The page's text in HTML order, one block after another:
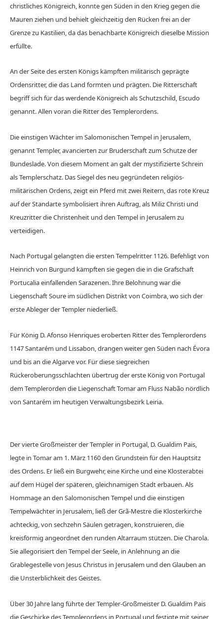
christliches Königreich, konnte gen Süden in den Krieg gegen die
Mauren ziehen und behielt gleichzeitig den Rücken frei an der
Grenze zu Kastilien, da das benachbarte Königreich dieselbe Mission
erfüllte.
An der Seite des ersten Königs kämpften militärisch geprägte
Ordensritter, die das Land formten und prägten. Die Ritterschaft
begriff sich für das werdende Königreich als Schutzschild, Escudo
genannt. Allen voran die Ritter des Templerordens.
Die einstigen Wächter im Salomonischen Tempel in Jerusalem,
genannt Templer, avancierten zur Bruderschaft zum Schutze der
Bundeslade. Von diesem Moment an galt der mystifizierte Schrein
als Templerschatz. Das Siegel des neu gegründeten religiös-
militärischen Ordens, zeigt ein Pferd mit zwei Reitern, das rote Kreuz
auf der Standarte symbolisiert ihren Auftrag, als Miliz Christi und
Kreuzritter die Christenheit und den Tempel in Jerusalem zu
verteidigen.
Nach Portugal gelangten die ersten Tempelritter 1126. Befehligt von
Heinrich von Burgund kämpften sie gegen die in die Grafschaft
Portucalia einfallenden Sarazenen. Ihre Belohnung war die
Liegenschaft Soure im südlichen Distrikt von Coimbra, wo sich der
erste Ableger der Templer niederließ.
Für König D. Afonso Henriques eroberten Ritter des Templerordens
1147 Santarém und Lissabon, drangen weiter gen Süden nach Évora
und bis an die Algarve vor. Für diese siegreichen
Rückeroberungsschlachten übertrug der erste König von Portugal
dem Templerorden die Liegenschaft Tomar am Fluss Nabão nördlich
von Santarém im heutigen Verwaltungsbezirk Leiria.
Der vierte Großmeister der Templer in Portugal, D. Gualdim Pais,
legte in Tomar am 1. März 1160 den Grundstein für den Hauptsitz
des Ordens. Er ließ ein Burgwehr, eine Kirche und eine Klosterabtei
auf dem Hügel der späteren, gleichnamigen Stadt erbauen. Als
Hommage an den Salomonischen Tempel und die einstigen
Tempelwächter in Jerusalem, ließ der Grã-Mestre die Klosterkirche
achteckig, von sechzehn Säulen getragen, konstruieren, die
kreisförmig angeordnet den runden Altarraum stützen. Die Charola.
Sie allegorisiert den Tempel der Seele, in Anlehnung an die
Grablegestelle von Jesus Christus in Jerusalem und den Glauben an
die Unsterblichkeit des Geistes.
Über 30 Jahre lang führte der Templer-Großmeister D. Gualdim Pais
die Geschicke des Templerordens in Portugal und festigte mit seiner